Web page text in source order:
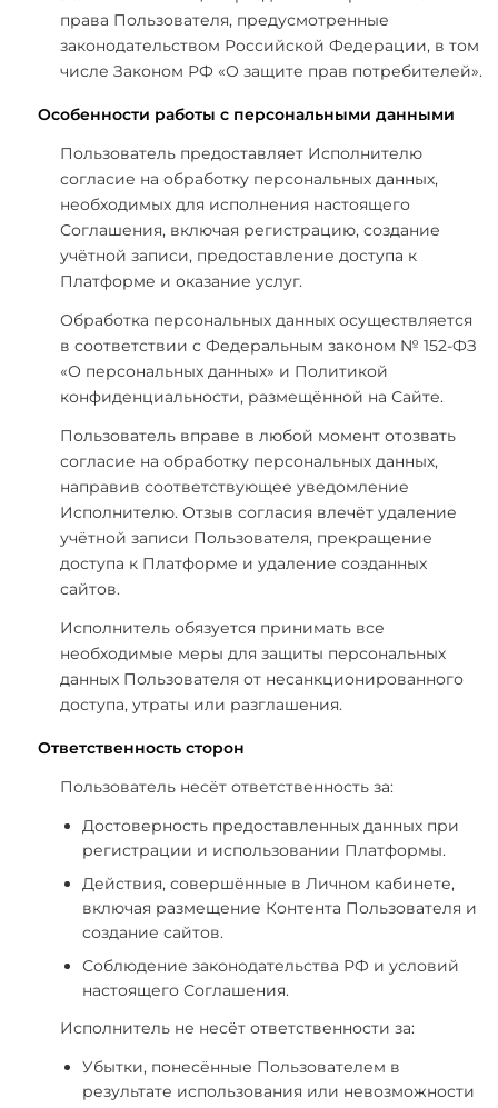
права Пользователя, предусмотренные
законодательством Российской Федерации, в том
числе Законом РФ «О защите прав потребителей».
Особенности работы с персональными данными
Пользователь предоставляет Исполнителю
согласие на обработку персональных данных,
необходимых для исполнения настоящего
Соглашения, включая регистрацию, создание
учётной записи, предоставление доступа к
Платформе и оказание услуг.
Обработка персональных данных осуществляется
в соответствии с Федеральным законом № 152-ФЗ
«О персональных данных» и Политикой
конфиденциальности, размещённой на Сайте.
Пользователь вправе в любой момент отозвать
согласие на обработку персональных данных,
направив соответствующее уведомление
Исполнителю. Отзыв согласия влечёт удаление
учётной записи Пользователя, прекращение
доступа к Платформе и удаление созданных
сайтов.
Исполнитель обязуется принимать все
необходимые меры для защиты персональных
данных Пользователя от несанкционированного
доступа, утраты или разглашения.
Ответственность сторон
Пользователь несёт ответственность за:
Достоверность предоставленных данных при
регистрации и использовании Платформы.
Действия, совершённые в Личном кабинете,
включая размещение Контента Пользователя и
создание сайтов.
Соблюдение законодательства РФ и условий
настоящего Соглашения.
Исполнитель не несёт ответственности за:
Убытки, понесённые Пользователем в
результате использования или невозможности